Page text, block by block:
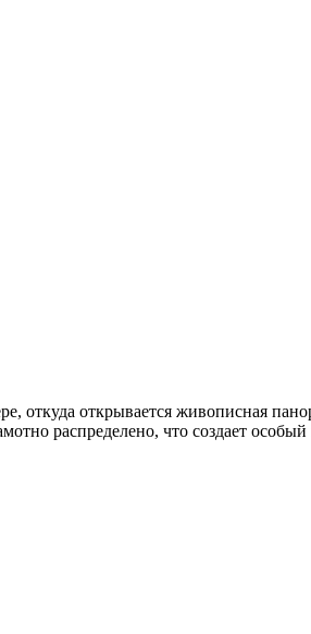
откуда открывается живописная
распределено, что создает